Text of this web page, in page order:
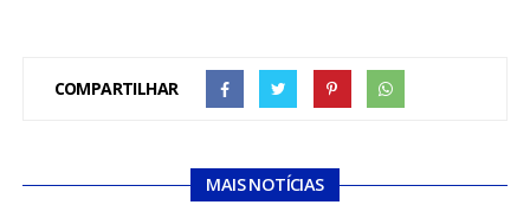
COMPARTILHAR
MAIS NOTÍCIAS